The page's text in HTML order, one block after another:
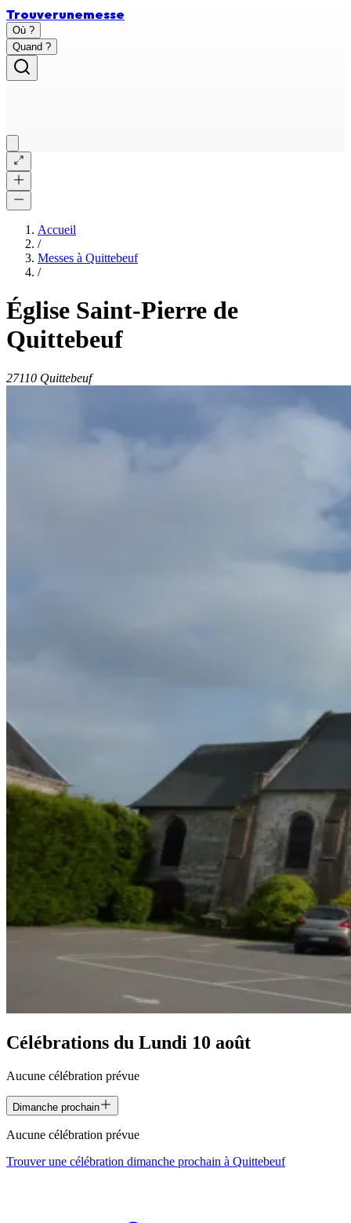
Trouverunemesse
Où ?
Quand ?
Accueil
/
Messes à Quittebeuf
/
Église Saint-Pierre de
Quittebeuf
27110 Quittebeuf
Célébrations du Lundi 10 août
Aucune célébration prévue
Dimanche prochain
Aucune célébration prévue
Trouver une célébration dimanche prochain à Quittebeuf